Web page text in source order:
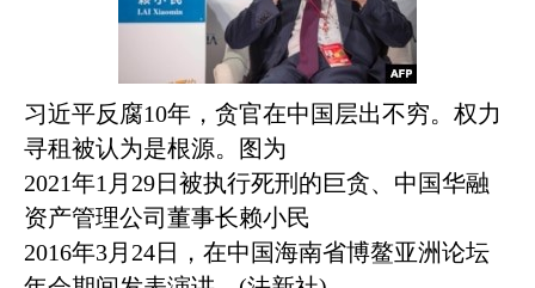
习近平反腐10年，贪官在中国层出不穷。权力
寻租被认为是根源。图为
2021年1月29日被执行死刑的巨贪、中国华融
资产管理公司董事长赖小民
2016年3月24日，在中国海南省博鳌亚洲论坛